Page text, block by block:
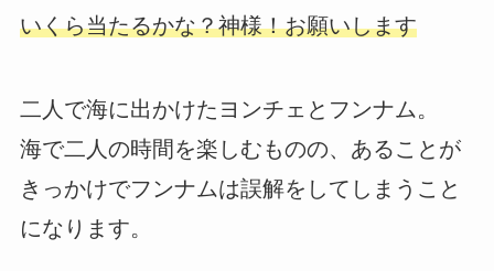
いくら当たるかな？神様！お願いします
二人で海に出かけたヨンチェとフンナム。
海で二人の時間を楽しむものの、あることが
きっかけでフンナムは誤解をしてしまうこと
になります。